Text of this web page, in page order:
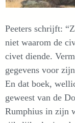
Peeters schrijft:
niet waarom de
civet diende.
gegevens voor
En dat boek,
geweest van de
Rumphius in zijn